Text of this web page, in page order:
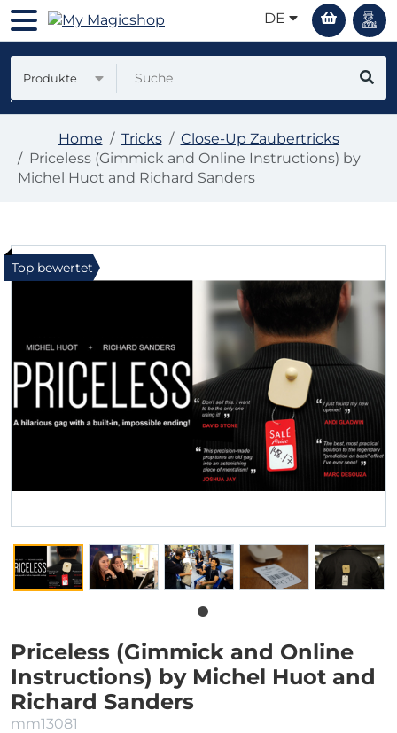
DE
Produkte
Home Tricks
Close-Up Zaubertricks
Priceless (Gimmick and Online Instructions) by
Michel Huot and Richard Sanders
Top bewertet
Priceless (Gimmick and Online
Instructions) by Michel Huot and
Richard Sanders
mm13081